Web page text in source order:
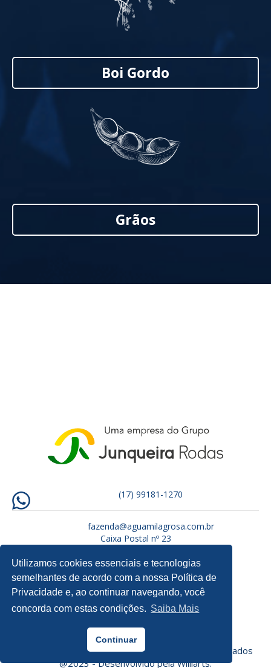
Boi Gordo
Grãos
(17) 99181-1270
fazenda@aguamilagrosa.com.br
Caixa Postal nº 23
Fazenda Água Milagrosa - Todos os direitos reservados
@2023 - Desenvolvido pelaWilliarts.
Utilizamos cookies essenciais e tecnologias
semelhantes de acordo com a nossa Política de
Privacidade e, ao continuar navegando, você
concorda com estas condições. Saiba Mais
Continuar